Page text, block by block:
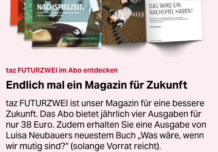
taz FUTURZWEI im Abo entdecken
Endlich mal ein Magazin für Zukunft
taz FUTURZWEI ist unser Magazin für eine bessere
Zukunft. Das Abo bietet jährlich vier Ausgaben für
nur 38 Euro. Zudem erhalten Sie eine Ausgabe von
Luisa Neubauers neuestem Buch „Was wäre, wenn
wir mutig sind?“ (solange Vorrat reicht).